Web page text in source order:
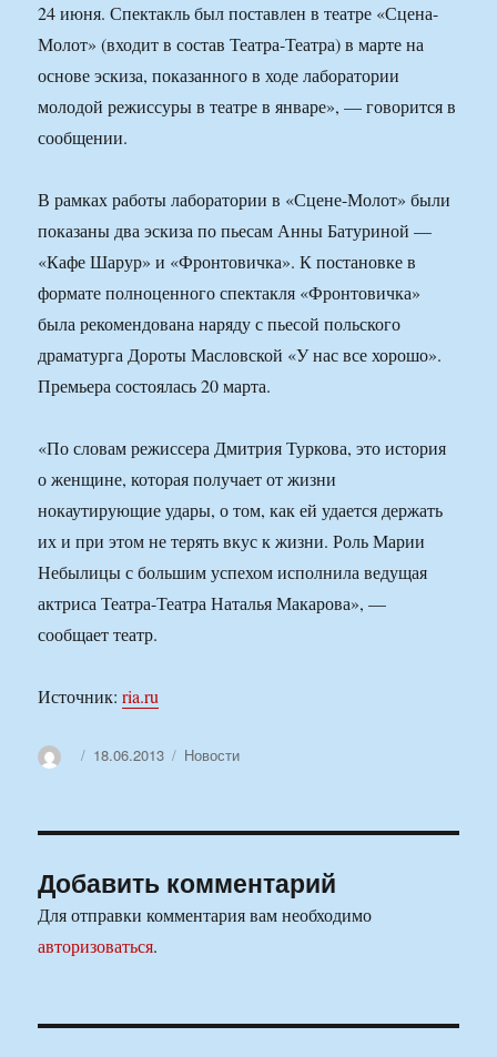
24 июня. Спектакль был поставлен в театре «Сцена-
Молот» (входит в состав Театра-Театра) в марте на
основе эскиза, показанного в ходе лаборатории
молодой режиссуры в театре в январе», — говорится в
сообщении.
В рамках работы лаборатории в «Сцене-Молот» были
показаны два эскиза по пьесам Анны Батуриной —
«Кафе Шарур» и «Фронтовичка». К постановке в
формате полноценного спектакля «Фронтовичка»
была рекомендована наряду с пьесой польского
драматурга Дороты Масловской «У нас все хорошо».
Премьера состоялась 20 марта.
«По словам режиссера Дмитрия Туркова, это история
о женщине, которая получает от жизни
нокаутирующие удары, о том, как ей удается держать
их и при этом не терять вкус к жизни. Роль Марии
Небылицы с большим успехом исполнила ведущая
актриса Театра-Театра Наталья Макарова», —
сообщает театр.
Источник:ria.ru
АвторОпубликовано
18.06.2013 Рубрики
Новости
Добавить комментарий
Для отправки комментария вам необходимо
авторизоваться.